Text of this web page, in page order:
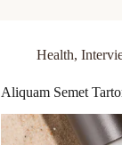
Health,
Aliquam Semet